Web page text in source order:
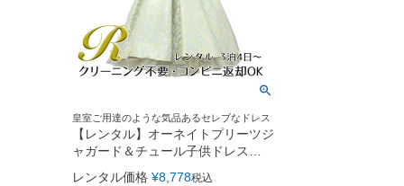
皇室ご用達のような気品あるセレブなドレス
【レンタル】オーネイトプリーツジ
ャガード＆チュール子供ドレス
(SK670A)ブルー
レンタル価格 ¥8,778税込